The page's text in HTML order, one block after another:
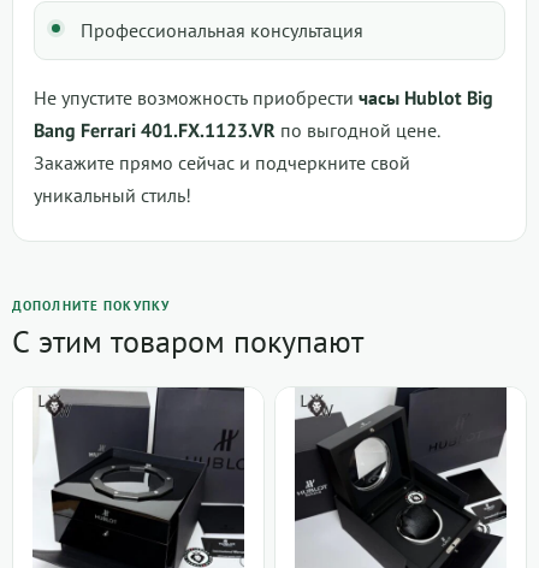
Профессиональная консультация
Не упустите возможность приобрести часы Hublot Big
Bang Ferrari 401.FX.1123.VR по выгодной цене.
Закажите прямо сейчас и подчеркните свой
уникальный стиль!
ДОПОЛНИТЕ ПОКУПКУ
С этим товаром покупают